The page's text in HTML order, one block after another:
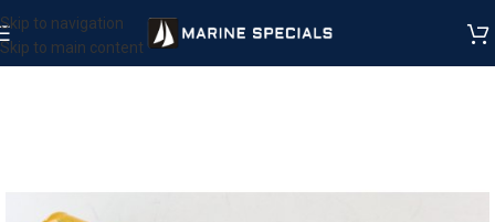
Skip to navigation
Skip to main content